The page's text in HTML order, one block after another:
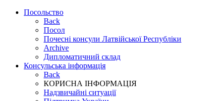
Посольство
Back
Посол
Почесні консули Латвійської Республіки
Archive
Дипломатичний склад
Консульська інформація
Back
КОРИСНА ІНФОРМАЦІЯ
Надзвичайні ситуації